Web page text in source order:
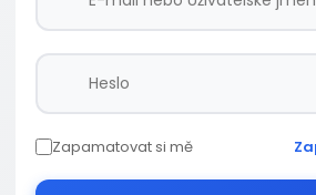
Zapamatovat si mě